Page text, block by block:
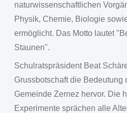
naturwissenschaftlichen
Physik, Chemie, Biologie
ermöglicht. Das Motto lautet
Staunen".
Schulratspräsident Beat
Grussbotschaft die Bedeutung
Gemeinde Zernez hervor. Die
Experimente sprächen alle